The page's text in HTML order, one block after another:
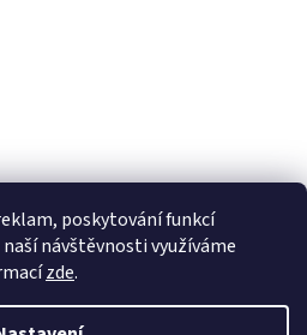
poskytování funkcí
návštěvnosti využíváme
zde.